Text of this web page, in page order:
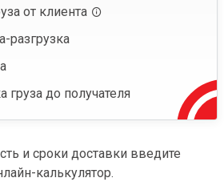
от клиента
разгрузка
груза до получателя
и сроки доставки введите
калькулятор.